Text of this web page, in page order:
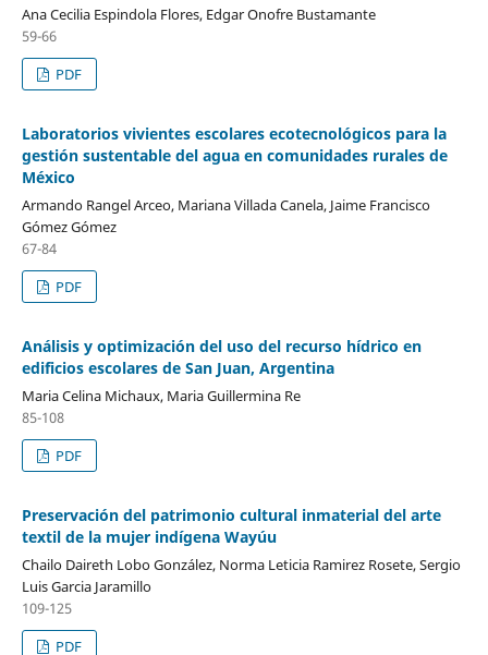
Ana Cecilia Espindola Flores, Edgar Onofre Bustamante
59-66
PDF
Laboratorios vivientes escolares ecotecnológicos para la
gestión sustentable del agua en comunidades rurales de
México
Armando Rangel Arceo, Mariana Villada Canela, Jaime Francisco
Gómez Gómez
67-84
PDF
Análisis y optimización del uso del recurso hídrico en
edificios escolares de San Juan, Argentina
Maria Celina Michaux, Maria Guillermina Re
85-108
PDF
Preservación del patrimonio cultural inmaterial del arte
textil de la mujer indígena Wayúu
Chailo Daireth Lobo González, Norma Leticia Ramirez Rosete, Sergio
Luis Garcia Jaramillo
109-125
PDF